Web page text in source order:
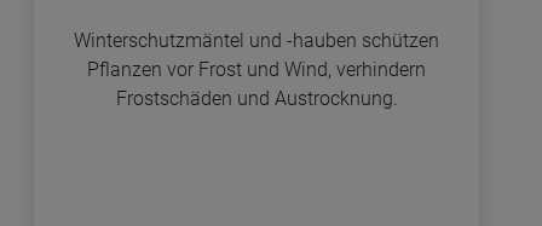
Winterschutzmäntel und -hauben schützen
Pflanzen vor Frost und Wind, verhindern
Frostschäden und Austrocknung.